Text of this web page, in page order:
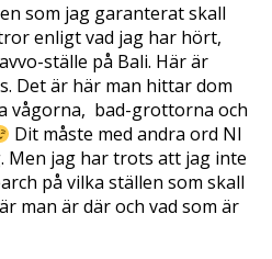
som jag garanterat skall
enligt vad jag har hört,
ställe på Bali. Här är
Det är här man hittar dom
vågorna, bad-grottorna och
Dit måste med andra ord NI
Men jag har trots att jag inte
på vilka ställen som skall
man är där och vad som är